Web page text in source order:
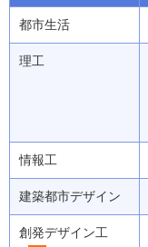
都市生活
理工
情報工
建築都市デザイン
創発デザイン工